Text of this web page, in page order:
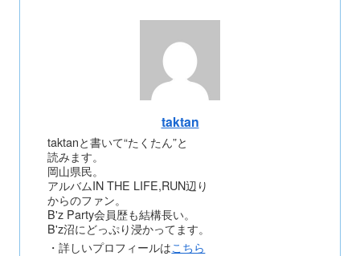
taktan
taktanと書いて“たくたん”と
読みます。
岡山県民。
アルバムIN THE LIFE,RUN辺り
からのファン。
B'z Party会員歴も結構長い。
B'z沼にどっぷり浸かってます。
・詳しいプロフィールはこちら